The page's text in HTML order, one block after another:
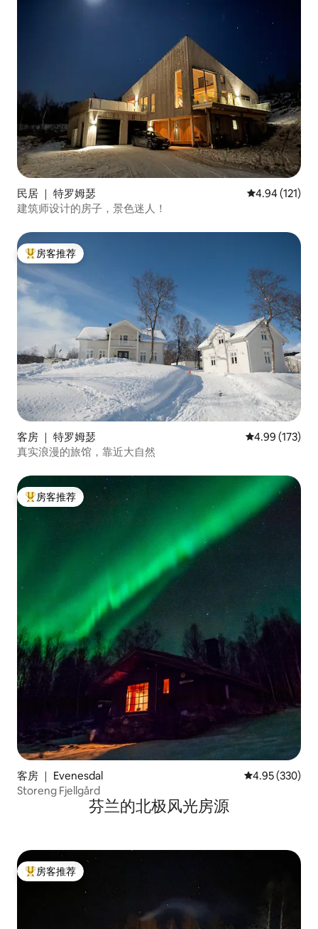
民居 ｜ 特罗姆瑟 平均评分 4.94
4.94 (121)
建筑师设计的房子，景色迷人！
热门「房客推荐」
房客推荐
客房 ｜ 特罗姆瑟 平均评分 4.99
4.99 (173)
真实浪漫的旅馆，靠近大自然
热门「房客推荐」
房客推荐
客房 ｜ Evenesdal 平均评分 4.95
4.95 (330)
Storeng Fjellgård
芬兰的北极风光房源
热门「房客推荐」
房客推荐